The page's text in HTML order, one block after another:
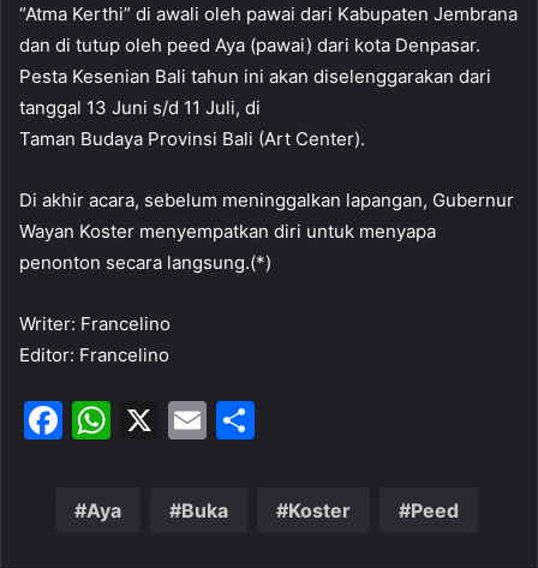
“Atma Kerthi” di awali oleh pawai dari Kabupaten Jembrana
dan di tutup oleh peed Aya (pawai) dari kota Denpasar.
Pesta Kesenian Bali tahun ini akan diselenggarakan dari
tanggal 13 Juni s/d 11 Juli, di
Taman Budaya Provinsi Bali (Art Center).
Di akhir acara, sebelum meninggalkan lapangan, Gubernur
Wayan Koster menyempatkan diri untuk menyapa
penonton secara langsung.(*)
Writer: Francelino
Editor: Francelino
F
c
W
at
s
X
E
ai
ar
Aya Buka Koster Peed